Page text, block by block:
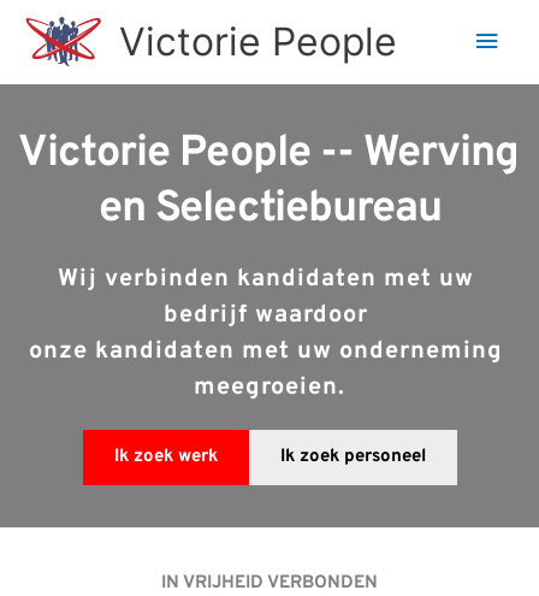
Victorie People
Victorie People -- Werving
en Selectiebureau
Wij verbinden kandidaten met uw
bedrijf waardoor
onze kandidaten met uw onderneming
meegroeien.
Ik zoek werk Ik zoek personeel
IN VRIJHEID VERBONDEN